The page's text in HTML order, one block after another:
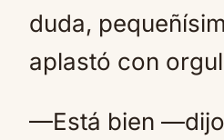
duda,
aplastó con
—Está bien